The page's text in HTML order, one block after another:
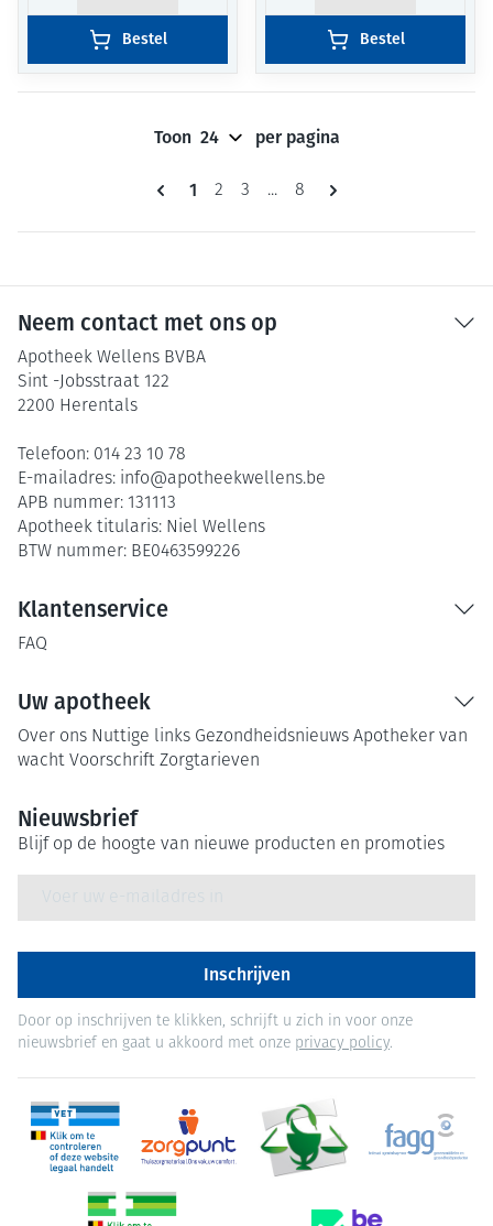
Bestel Bestel
Pagina's
U lees momenteel pagina
1 Pagina
2 Pagina
3 ... Pagina
8
Toon per pagina
Neem contact met ons op
Apotheek Wellens BVBA
Sint -Jobsstraat 122
2200 Herentals
Telefoon: 014 23 10 78
E-mailadres: info@apotheekwellens.be
APB nummer: 131113
Apotheek titularis: Niel Wellens
BTW nummer: BE0463599226
Klantenservice
FAQ
Uw apotheek
Over ons Nuttige links Gezondheidsnieuws Apotheker van
wacht Voorschrift Zorgtarieven
Nieuwsbrief
Blijf op de hoogte van nieuwe producten en promoties
Inschrijven
Door op inschrijven te klikken, schrijft u zich in voor onze
nieuwsbrief en gaat u akkoord met onze privacy policy.